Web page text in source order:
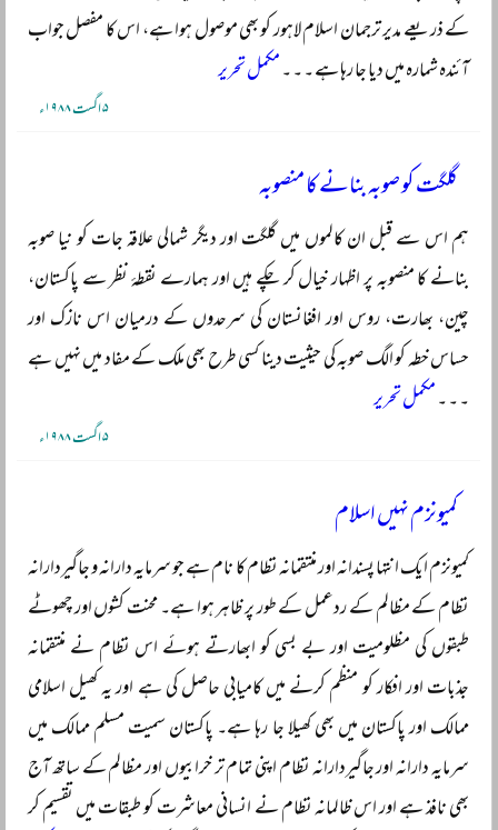
کے ذریعے مدیر ترجمان اسلام لاہور کو بھی موصول ہوا ہے، اس کا مفصل جواب
آئندہ شمارہ میں دیا جا رہا ہے ۔ ۔ ۔ مکمل تحریر
۵ اگست ۱۹۸۸ء
گلگت کو صوبہ بنانے کا منصوبہ
ہم اس سے قبل ان کالموں میں گلگت اور دیگر شمالی علاقہ جات کو نیا صوبہ
بنانے کا منصوبہ پر اظہار خیال کر چکے ہیں اور ہمارے نقطۂ نظر سے پاکستان،
چین، بھارت، روس اور افغانستان کی سرحدوں کے درمیان اس نازک اور
حساس خطہ کو الگ صوبہ کی حیثیت دینا کسی طرح بھی ملک کے مفاد میں نہیں ہے
۔ ۔ ۔ مکمل تحریر
۵ اگست ۱۹۸۸ء
کمیونزم نہیں اسلام
کمیونزم ایک انتہا پسندانہ اور منتقمانہ نظام کا نام ہے جو سرمایہ دارانہ و جاگیردارانہ
نظام کے مظالم کے ردعمل کے طور پر ظاہر ہوا ہے۔ محنت کشوں اور چھوٹے
طبقوں کی مظلومیت اور بے بسی کو ابھارتے ہوئے اس نظام نے منتقمانہ
جذبات اور افکار کو منظم کرنے میں کامیابی حاصل کی ہے اور یہ کھیل اسلامی
ممالک اور پاکستان میں بھی کھیلا جا رہا ہے۔ پاکستان سمیت مسلم ممالک میں
سرمایہ دارانہ اور جاگیردارانہ نظام اپنی تمام تر خرابیوں اور مظالم کے ساتھ آج
بھی نافذ ہے اور اس ظالمانہ نظام نے انسانی معاشرت کو طبقات میں تقسیم کر